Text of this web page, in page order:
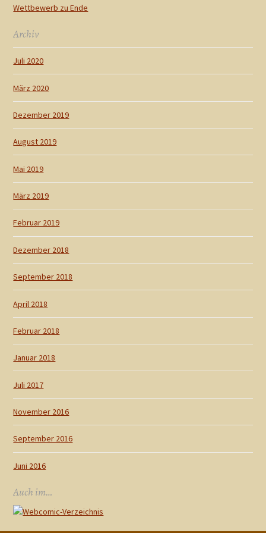
Wettbewerb zu Ende
Archiv
Juli 2020
März 2020
Dezember 2019
August 2019
Mai 2019
März 2019
Februar 2019
Dezember 2018
September 2018
April 2018
Februar 2018
Januar 2018
Juli 2017
November 2016
September 2016
Juni 2016
Auch im…